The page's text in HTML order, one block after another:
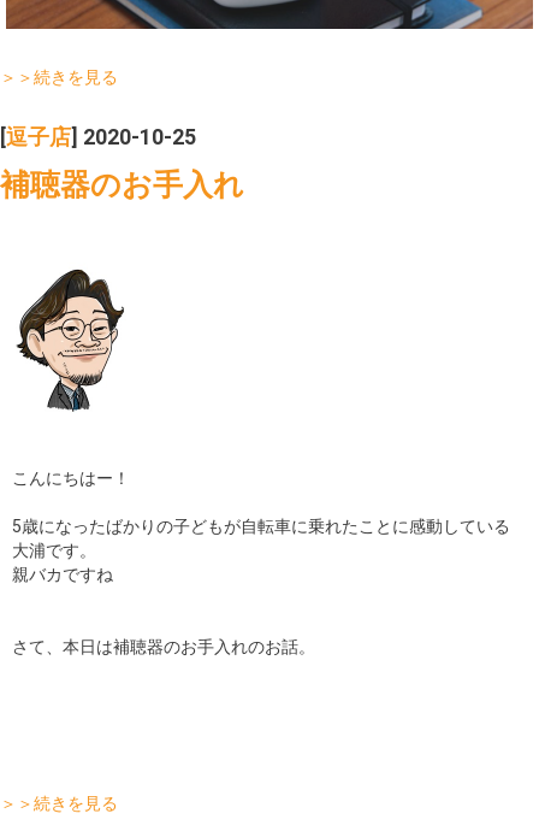
＞＞続きを見る
[逗子店] 2020-10-25
補聴器のお手入れ
こんにちはー！
5歳になったばかりの子どもが自転車に乗れたことに感動している
大浦です。
親バカですね
さて、本日は補聴器のお手入れのお話。
＞＞続きを見る